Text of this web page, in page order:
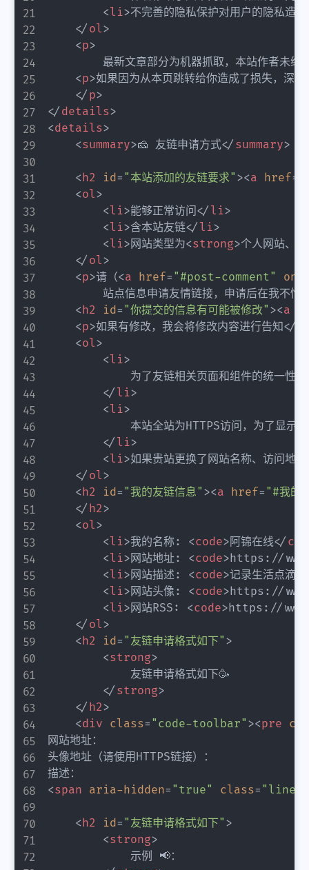
<li>不完善的隐私保护对用户的隐私造
</ ol>
<p>
最新文章部分为机器抓取，本站作者未经
<p>如果因为从本页跳转给你造成了损失，深
</ p>
</ details>
<details>
<summary>🧀 友链申请方式</ summary>
<h2 id= "本站添加的友链要求" ><a href=
<ol>
<li>能够正常访问 </ li>
<li>含本站友链</ li>
<li> 网站类型为<strong>个人网站、
</ ol>
<p>请（<a href= " #post-comment"
站点信息申请友情链接，申请后在我不忙
<h2 id= "你提交的信息有可能被修改" ><a
<p>如果有修改，我会将修改内容进行告知</
<ol>
<li>
为了友链相关页面和组件的统一性和
</ li>
<li>
本站全站为HTTPS访问，为了显示效
</ li>
<li>如果贵站更换了网站名称、访问地
</ ol>
<h2 id= "我的友链信息" ><a href= " #我的
</ h2>
<ol>
<li>我的名称: <code> 阿锦在线</
<li> 网站地址: <code>https://
<li> 网站描述: <code>记录生活点滴！
<li> 网站头像: <code>https://
<li> 网站RSS: <code>https://
</ ol>
<h2 id= "友链申请格式如下" >
<strong>
            友链申请格式如下🥳
</ strong>
</ h2>
<div class= " code-toolbar" ><pre
网站地址：
头像地址（请使用HTTPS链接）：
<span aria-hidden= " true" class= " line-
<h2 id= "友链申请格式如下" >
<strong>
            示例 📢：